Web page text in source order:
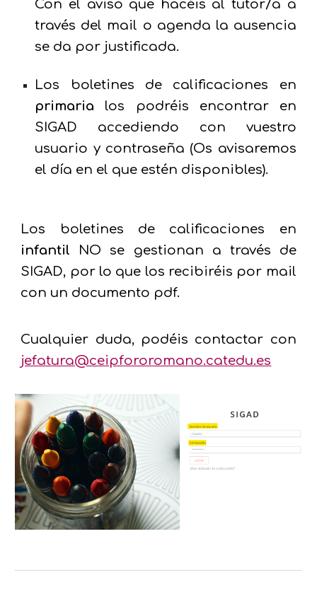
Con el aviso que hacéis al tutor/a a
través del mail o agenda la ausencia
se da por justificada.
Los boletines de calificaciones en
primaria los podréis encontrar en
SIGAD accediendo con vuestro
usuario y contraseña (Os avisaremos
el día en el que estén disponibles).
Los boletines de calificaciones en
infantil NO se gestionan a través de
SIGAD, por lo que los recibiréis por mail
con un documento pdf.
Cualquier duda, podéis contactar con
jefatura@ceipfororomano.catedu.es